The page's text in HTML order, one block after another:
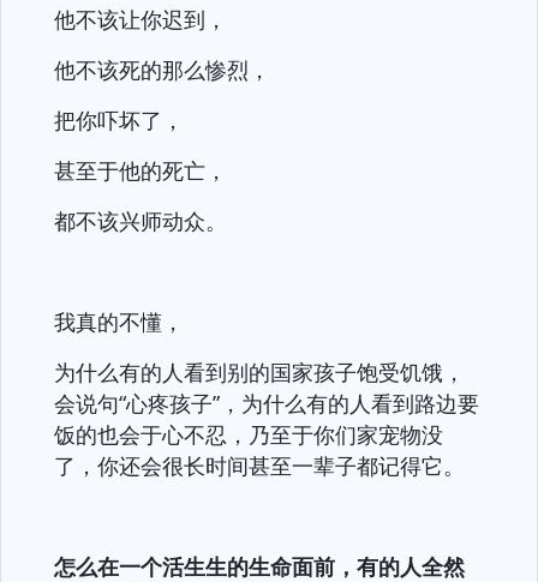
他不该让你迟到，
他不该死的那么惨烈，
把你吓坏了，
甚至于他的死亡，
都不该兴师动众。
我真的不懂，
为什么有的人看到别的国家孩子饱受饥饿，
会说句“心疼孩子”，为什么有的人看到路边要
饭的也会于心不忍，乃至于你们家宠物没
了，你还会很长时间甚至一辈子都记得它。
怎么在一个活生生的生命面前，有的人全然